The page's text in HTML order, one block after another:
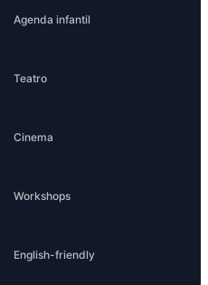
Agenda infantil
Teatro
Cinema
Workshops
English-friendly